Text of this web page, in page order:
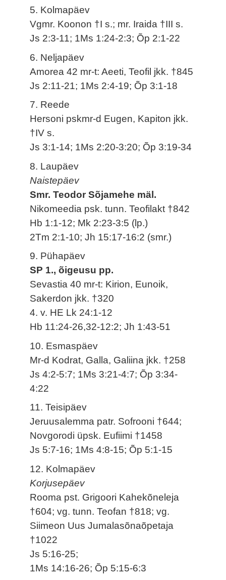
5. Kolmapäev
Vgmr. Koonon †I s.; mr. Iraida †III s.
Js 2:3-11; 1Ms 1:24-2:3; Õp 2:1-22
6. Neljapäev
Amorea 42 mr-t: Aeeti, Teofil jkk. †845
Js 2:11-21; 1Ms 2:4-19; Õp 3:1-18
7. Reede
Hersoni pskmr-d Eugen, Kapiton jkk.
†IV s.
Js 3:1-14; 1Ms 2:20-3:20; Õp 3:19-34
8. Laupäev
Naistepäev
Smr. Teodor Sõjamehe mäl.
Nikomeedia psk. tunn. Teofilakt †842
Hb 1:1-12; Mk 2:23-3:5 (lp.)
2Tm 2:1-10; Jh 15:17-16:2 (smr.)
9. Pühapäev
SP 1., õigeusu pp.
Sevastia 40 mr-t: Kirion, Eunoik,
Sakerdon jkk. †320
4. v. HE Lk 24:1-12
Hb 11:24-26,32-12:2; Jh 1:43-51
10. Esmaspäev
Mr-d Kodrat, Galla, Galiina jkk. †258
Js 4:2-5:7; 1Ms 3:21-4:7; Õp 3:34-
4:22
11. Teisipäev
Jeruusalemma patr. Sofrooni †644;
Novgorodi üpsk. Eufiimi †1458
Js 5:7-16; 1Ms 4:8-15; Õp 5:1-15
12. Kolmapäev
Korjusepäev
Rooma pst. Grigoori Kahekõneleja
†604; vg. tunn. Teofan †818; vg.
Siimeon Uus Jumalasõnaõpetaja
†1022
Js 5:16-25;
1Ms 14:16-26; Õp 5:15-6:3